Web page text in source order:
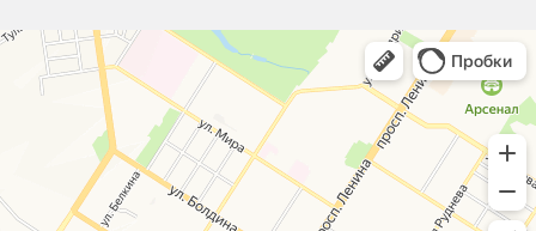
СЭС Чистый город
Дезинфекция, дезинсекция, дератизация в Туле